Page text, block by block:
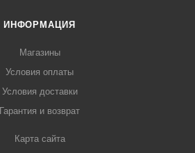
ИНФОРМАЦИЯ
Магазины
Условия оплаты
Условия доставки
Гарантия и возврат
Карта сайта